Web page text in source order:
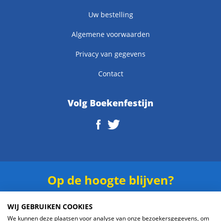
Uw bestelling
Algemene voorwaarden
Privacy van gegevens
Contact
Volg Boekenfestijn
Op de hoogte blijven?
WIJ GEBRUIKEN COOKIES
We kunnen deze plaatsen voor analyse van onze bezoekersgegevens, om